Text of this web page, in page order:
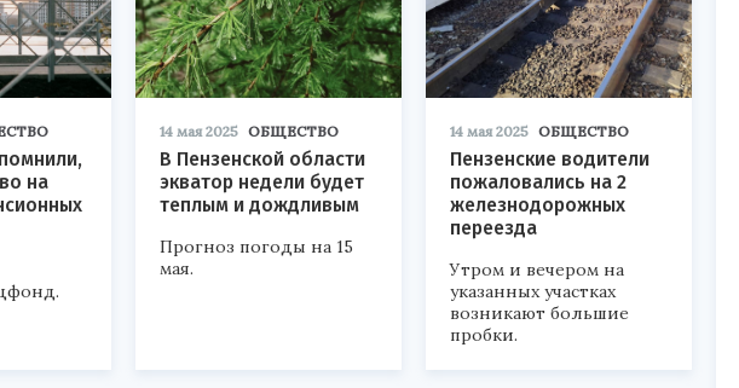
на
14 мая 2025 ОБЩЕСТВО
В Пензенской области
экватор недели будет
теплым и дождливым
Прогноз погоды на 15
мая.
14 мая 2025 ОБЩЕСТВО
Пензенские водители
пожаловались на 2
железнодорожных
переезда
Утром и вечером на
указанных участках
возникают большие
пробки.